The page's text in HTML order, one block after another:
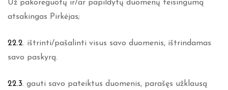
Už pakoreguotų ir/ar papildytų duomenų teisingumą
atsakingas Pirkėjas;
22.2. ištrinti/pašalinti visus savo duomenis, ištrindamas
savo paskyrą.
22.3. gauti savo pateiktus duomenis, parašęs užklausą